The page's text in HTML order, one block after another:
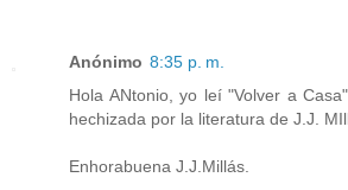
Anónimo 8:35 p. m.
Hola ANtonio, yo leí "Volver a
hechizada por la literatura de J.J.
Enhorabuena J.J.Millás.